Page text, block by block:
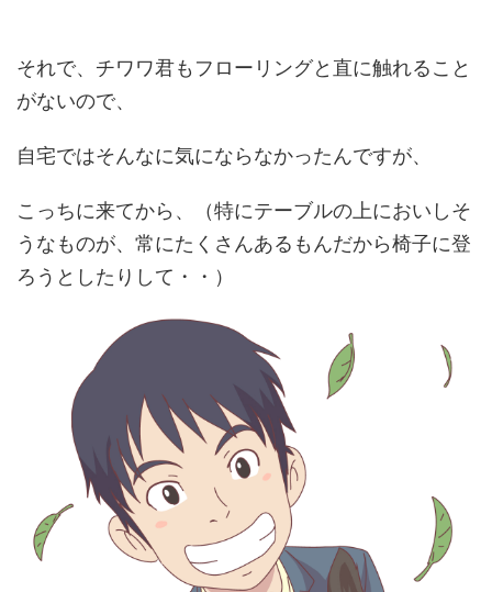
それで、チワワ君もフローリングと直に触れること
がないので、
自宅ではそんなに気にならなかったんですが、
こっちに来てから、（特にテーブルの上においしそ
うなものが、常にたくさんあるもんだから椅子に登
ろうとしたりして・・）